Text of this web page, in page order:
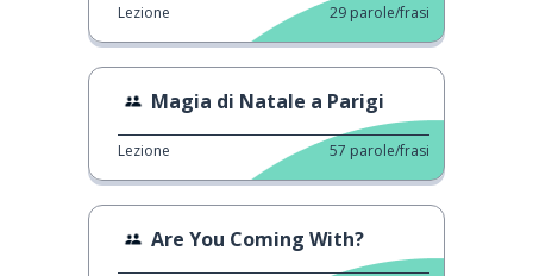
Lezione 29 parole/frasi
Magia di Natale a Parigi
Lezione 57 parole/frasi
Are You Coming With?